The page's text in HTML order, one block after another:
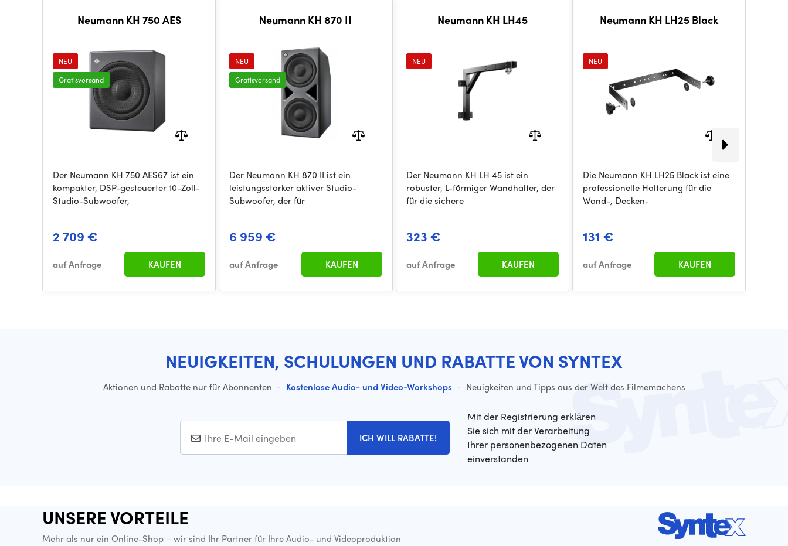
Neumann KH 750 AES
NEU
Gratisversand
Der Neumann KH 750 AES67 ist ein
kompakter, DSP-gesteuerter 10-Zoll-
Studio-Subwoofer,
2 709 €
auf Anfrage KAUFEN
Neumann KH 870 II
NEU
Gratisversand
Der Neumann KH 870 II ist ein
leistungsstarker aktiver Studio-
Subwoofer, der für
6 959 €
auf Anfrage KAUFEN
Neumann KH LH45
NEU
Der Neumann KH LH 45 ist ein
robuster, L-förmiger Wandhalter, der
für die sichere
323 €
auf Anfrage KAUFEN
Neumann KH LH25 Black
NEU
Die Neumann KH LH25 Black ist eine
professionelle Halterung für die
Wand-, Decken-
131 €
auf Anfrage KAUFEN
NEUIGKEITEN, SCHULUNGEN UND RABATTE VON SYNTEX
Aktionen und Rabatte nur für Abonnenten · Kostenlose Audio- und Video-Workshops · Neuigkeiten und Tipps aus der Welt des Filmemachens
ICH WILL RABATTE!
Mit der Registrierung erklären
Sie sich mit der Verarbeitung
Ihrer personenbezogenen Daten
einverstanden
UNSERE VORTEILE
Mehr als nur ein Online-Shop – wir sind Ihr Partner für Ihre Audio- und Videoproduktion